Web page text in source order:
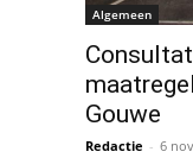
Algemeen
Gouwe
Redactie - 6